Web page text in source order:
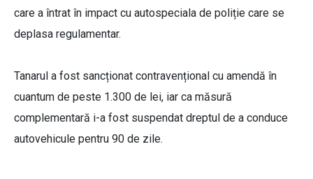
care a întrat în impact cu autospeciala de poliție care se
deplasa regulamentar.
Tanarul a fost sancționat contravențional cu amendă în
cuantum de peste 1.300 de lei, iar ca măsură
complementară i-a fost suspendat dreptul de a conduce
autovehicule pentru 90 de zile.